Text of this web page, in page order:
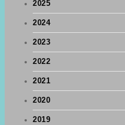
2025
2024
2023
2022
2021
2020
2019